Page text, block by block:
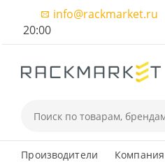
info@rackmarket.ru
20:00
Производители Компания